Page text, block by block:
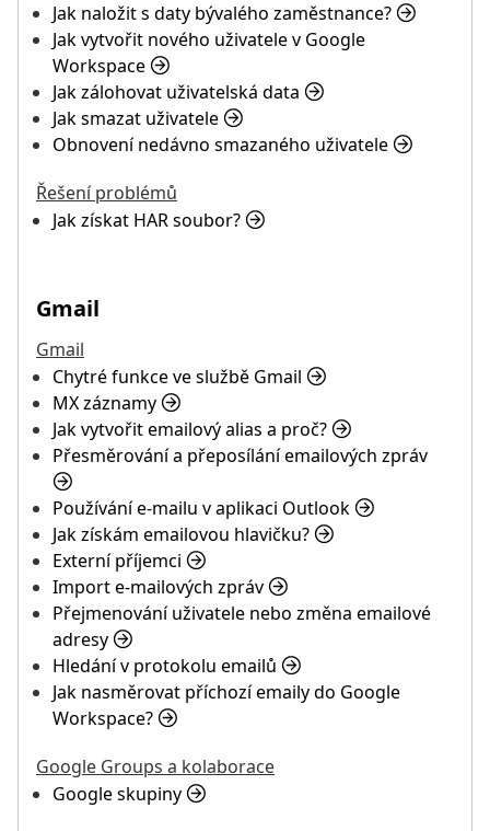
Jak naložit s daty bývalého zaměstnance?
Jak vytvořit nového uživatele v Google
Workspace
Jak zálohovat uživatelská data
Jak smazat uživatele
Obnovení nedávno smazaného uživatele
Řešení problémů
Jak získat HAR soubor?
Gmail
Gmail
Chytré funkce ve službě Gmail
MX záznamy
Jak vytvořit emailový alias a proč?
Přesměrování a přeposílání emailových zpráv
Používání e-mailu v aplikaci Outlook
Jak získám emailovou hlavičku?
Externí příjemci
Import e-mailových zpráv
Přejmenování uživatele nebo změna emailové
adresy
Hledání v protokolu emailů
Jak nasměrovat příchozí emaily do Google
Workspace?
Google Groups a kolaborace
Google skupiny